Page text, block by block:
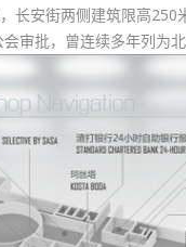
长安街两侧建筑限高
审批，曾连续多年列为北